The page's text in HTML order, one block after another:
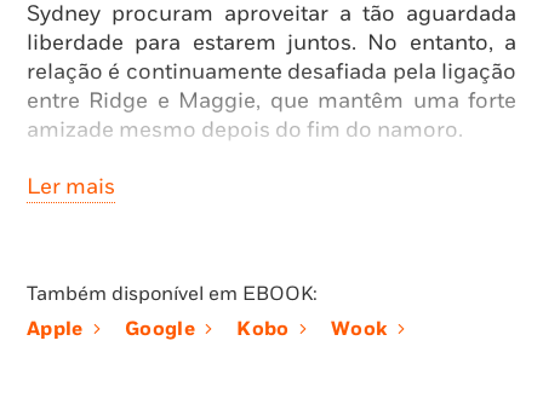
Sydney procuram aproveitar a tão aguardada
liberdade para estarem juntos. No entanto, a
relação é continuamente desafiada pela ligação
entre Ridge e Maggie, que mantêm uma forte
amizade mesmo depois do fim do namoro.
Quando encontra a «lista de coisas para fazer
antes de morrer» que iniciou durante a
sonhou. Apesar de a doença teimar em limitar
as suas escolhas, Maggie abraça novas
Ler mais
Também disponível em EBOOK:
Apple
Google Kobo Wook